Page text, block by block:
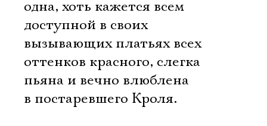
одна, хоть кажется всем
доступной в своих
вызывающих платьях всех
оттенков красного, слегка
пьяна и вечно влюблена
в постаревшего Кроля.